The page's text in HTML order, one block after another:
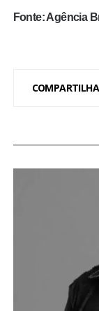
Fonte: Agência